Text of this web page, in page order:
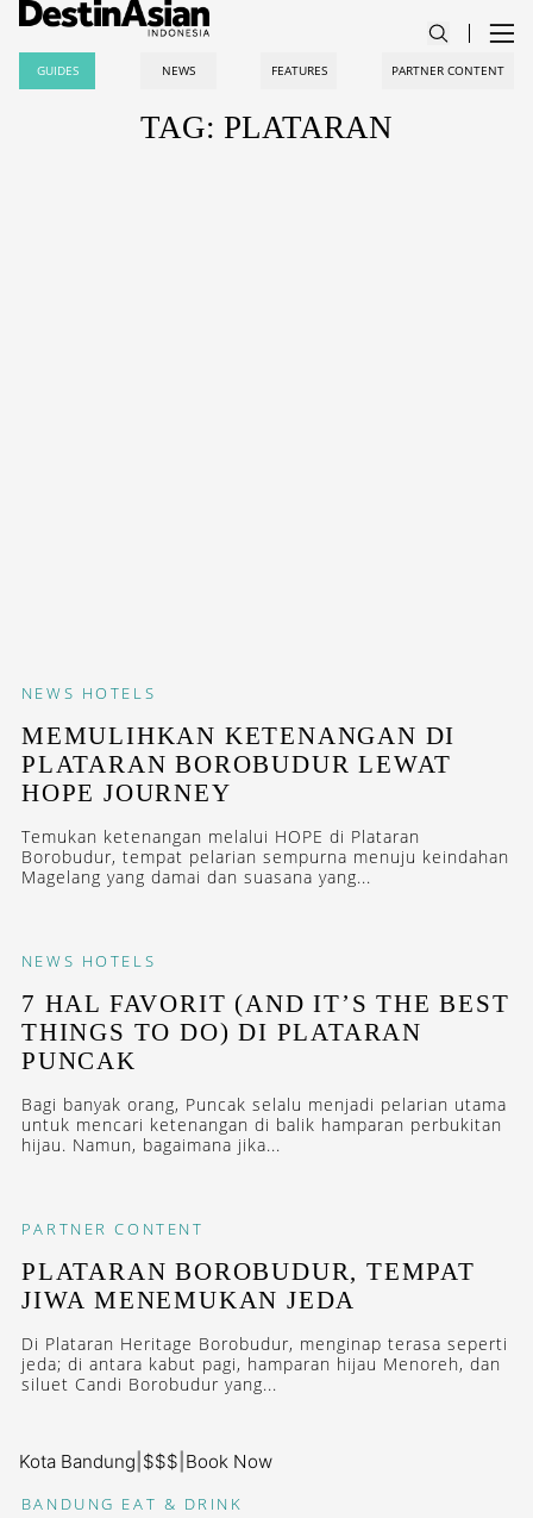
GUIDES NEWS FEATURES PARTNER CONTENT
TAG: PLATARAN
NEWS HOTELS
MEMULIHKAN KETENANGAN DI
PLATARAN BOROBUDUR LEWAT
HOPE JOURNEY
Temukan ketenangan melalui HOPE di Plataran
Borobudur, tempat pelarian sempurna menuju keindahan
Magelang yang damai dan suasana yang...
NEWS HOTELS
7 HAL FAVORIT (AND IT’S THE BEST
THINGS TO DO) DI PLATARAN
PUNCAK
Bagi banyak orang, Puncak selalu menjadi pelarian utama
untuk mencari ketenangan di balik hamparan perbukitan
hijau. Namun, bagaimana jika...
PARTNER CONTENT
PLATARAN BOROBUDUR, TEMPAT
JIWA MENEMUKAN JEDA
Di Plataran Heritage Borobudur, menginap terasa seperti
jeda; di antara kabut pagi, hamparan hijau Menoreh, dan
siluet Candi Borobudur yang...
Kota Bandung $$$ Book Now
BANDUNG EAT & DRINK